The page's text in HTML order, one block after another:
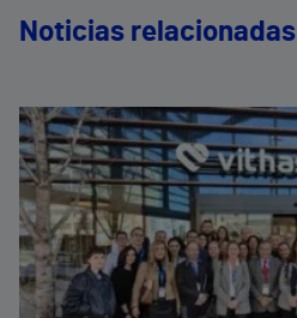
Noticias relacionadas